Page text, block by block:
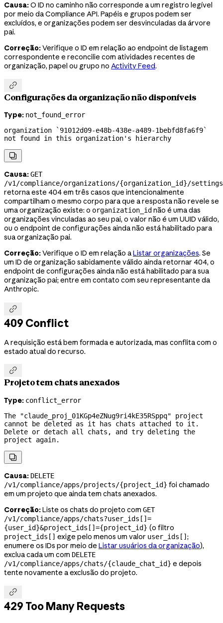
Causa:O ID no caminho não corresponde a um registro legível
por meio da Compliance API. Papéis e grupos podem ser
excluídos, e organizações podem ser desvinculadas da árvore
pai.
Correção:Verifique o ID em relação ao endpoint de listagem
correspondente e reconcilie com atividades recentes de
organização, papel ou grupo no Activity Feed.

Configurações da organização não disponíveis
Type: not_found_error
organization `91012d09-e48b-438e-a489-1bebfd8fa6f9`
not found in this organization's hierarchy

Causa:GET
/v1/compliance/organizations/{organization_id}/settings
retorna este 404 em três casos que intencionalmente
compartilham o mesmo corpo para que a resposta não revele se
uma organização existe: o organization_id não é uma das
organizações vinculadas ao seu pai, o valor não é um UUID válido,
ou o endpoint de configurações ainda não está habilitado para
sua organização pai.
Correção:Verifique o ID em relação aListar organizações. Se
um ID de organização sabidamente válido ainda retornar 404, o
endpoint de configurações ainda não está habilitado para sua
organização pai; entre em contato com seu representante da
Anthropic.

409 Conflict
A requisição está bem formada e autorizada, mas conflita com o
estado atual do recurso.

Projeto tem chats anexados
Type: conflict_error
The "claude_proj_01KGp4eZNug9ri4kE35RSppq" project
cannot be deleted as it has chats attached to it.
Delete or detach all chats, and try deleting the
project again.

Causa: DELETE
/v1/compliance/apps/projects/{project_id} foi chamado
em um projeto que ainda tem chats anexados.
Correção:Liste os chats do projeto com GET
/v1/compliance/apps/chats?user_ids[]=
{user_id}&project_ids[]={project_id} (o filtro
project_ids[] exige pelo menos um valor user_ids[] ;
enumere os IDs por meio de Listar usuários da organização),
exclua cada um com DELETE
/v1/compliance/apps/chats/{claude_chat_id} e depois
tente novamente a exclusão do projeto.

429 Too Many Requests